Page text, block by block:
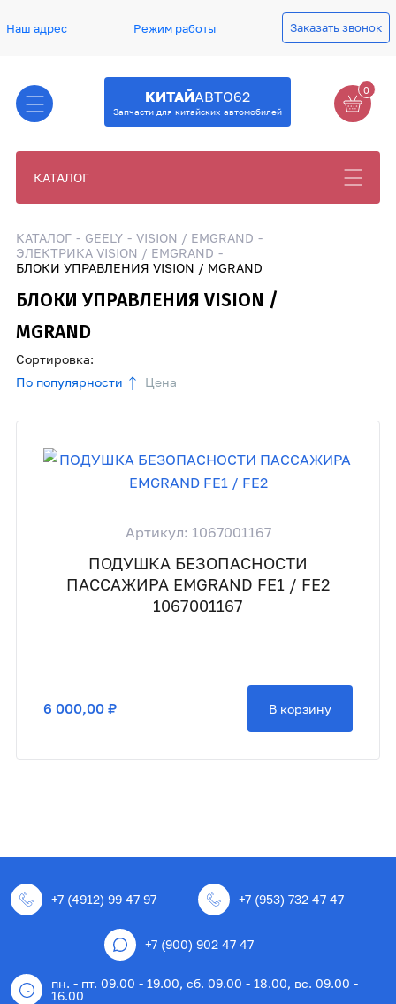
Наш адрес Режим работы Заказать звонок
КИТАЙАВТО62
Запчасти для китайских автомобилей
0
КАТАЛОГ
КАТАЛОГ GEELY
VISION / EMGRAND
ЭЛЕКТРИКА VISION / EMGRAND
БЛОКИ УПРАВЛЕНИЯ VISION / MGRAND
БЛОКИ УПРАВЛЕНИЯ VISION /
MGRAND
Сортировка:
По популярности
Цена
Артикул: 1067001167
ПОДУШКА БЕЗОПАСНОСТИ
ПАССАЖИРА EMGRAND FE1 / FE2
1067001167
6 000,00 ₽ В корзину
+7 (4912) 99 47 97 +7 (953) 732 47 47
+7 (900) 902 47 47
пн. - пт. 09.00 - 19.00, сб. 09.00 - 18.00, вс. 09.00 -
16.00